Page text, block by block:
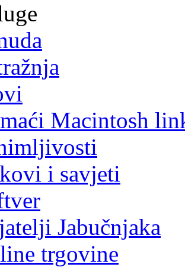
Macintosh
i savjeti
Jabučnjaka
trgovine